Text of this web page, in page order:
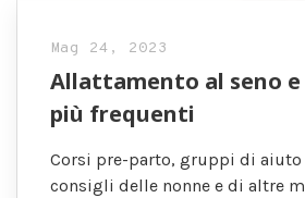
Mag 24, 2023
Allattamento al seno
più frequenti
Corsi pre-parto, gruppi di aiuto
consigli delle nonne e di altre